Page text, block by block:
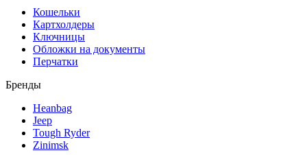
Кошельки
Картхолдеры
Ключницы
Обложки на документы
Перчатки
Бренды
Heanbag
Jeep
Tough Ryder
Zinimsk